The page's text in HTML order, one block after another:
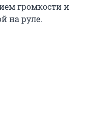
громкости и
на руле.